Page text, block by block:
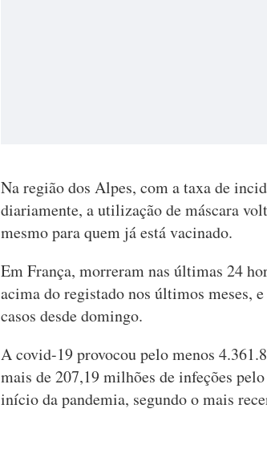
Na região dos Alpes, com a taxa de
diariamente, a utilização de máscara
mesmo para quem já está vacinado.
Em França, morreram nas últimas 24
acima do registado nos últimos meses,
casos desde domingo.
A covid-19 provocou pelo menos
mais de 207,19 milhões de infeções
início da pandemia, segundo o mais